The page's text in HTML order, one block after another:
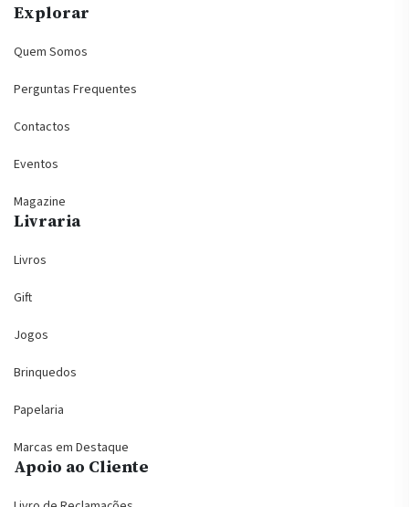
Explorar
Quem Somos
Perguntas Frequentes
Contactos
Eventos
Magazine
Livraria
Livros
Gift
Jogos
Brinquedos
Papelaria
Marcas em Destaque
Apoio ao Cliente